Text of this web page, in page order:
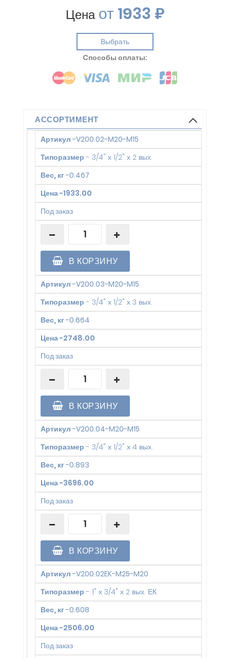
Ценаот1933 ₽
Выбрать
Cпособы оплаты:
АССОРТИМЕНТ
Артикул -V200.02-M20-M15
Типоразмер - 3/4" х 1/2" х 2 вых.
Вес, кг-0.467
Цена-1933.00
Под заказ
В КОРЗИНУ
Артикул -V200.03-M20-M15
Типоразмер - 3/4" х 1/2" х 3 вых.
Вес, кг-0.664
Цена-2748.00
Под заказ
В КОРЗИНУ
Артикул -V200.04-M20-M15
Типоразмер - 3/4" х 1/2" х 4 вых.
Вес, кг-0.893
Цена-3696.00
Под заказ
В КОРЗИНУ
Артикул -V200.02EK-M25-M20
Типоразмер - 1" х 3/4" х 2 вых. ЕК
Вес, кг-0.608
Цена-2506.00
Под заказ